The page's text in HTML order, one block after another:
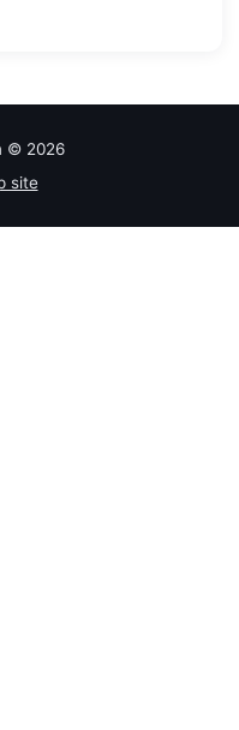
© 2026
site